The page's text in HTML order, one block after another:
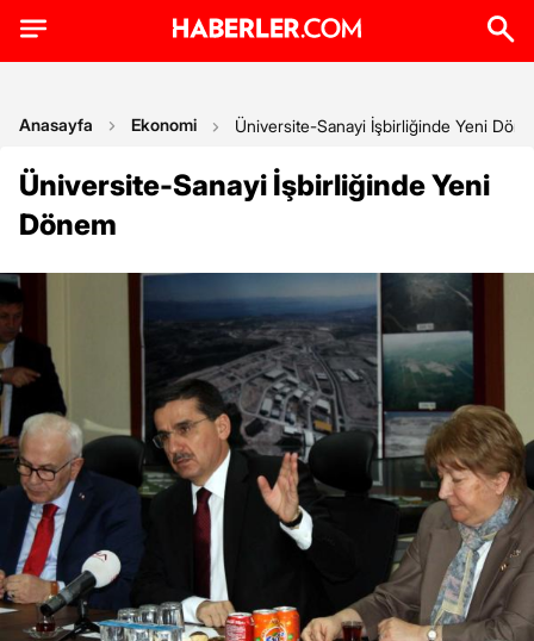
Anasayfa Ekonomi Üniversite-Sanayi İşbirliğinde Yeni
Üniversite-Sanayi İşbirliğinde Yeni
Dönem